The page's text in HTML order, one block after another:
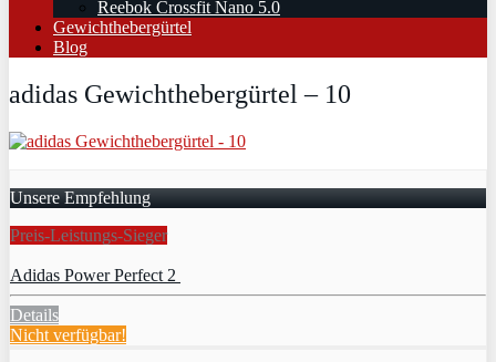
Reebok Crossfit Nano 5.0
Gewichthebergürtel
Blog
adidas Gewichthebergürtel – 10
Unsere Empfehlung
Preis-Leistungs-Sieger
Adidas Power Perfect 2
Details
Nicht verfügbar!